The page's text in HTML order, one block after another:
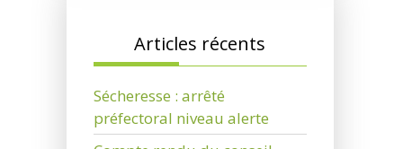
Articles récents
Sécheresse : arrêté
préfectoral niveau alerte